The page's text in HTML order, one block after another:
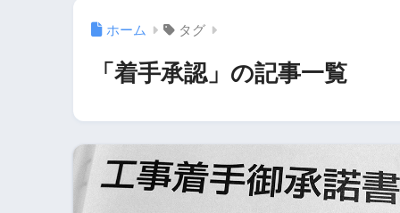
ホーム タグ
「着手承認」の記事一覧